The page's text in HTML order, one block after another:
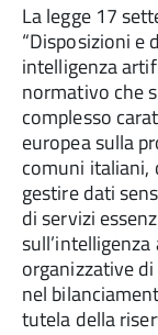
La legge 17
“Disposizioni e
intelligenza
normativo che
complesso
europea sulla
comuni italiani,
gestire dati
di servizi
organizzative
nel
tutela della